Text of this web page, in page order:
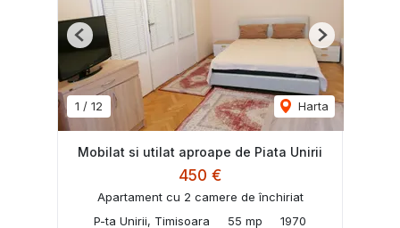
1 / 12 Harta
Previous Next
Mobilat si utilat aproape de Piata Unirii
450 €
Apartament cu 2 camere de închiriat
P-ta Unirii, Timisoara
55 mp 1970